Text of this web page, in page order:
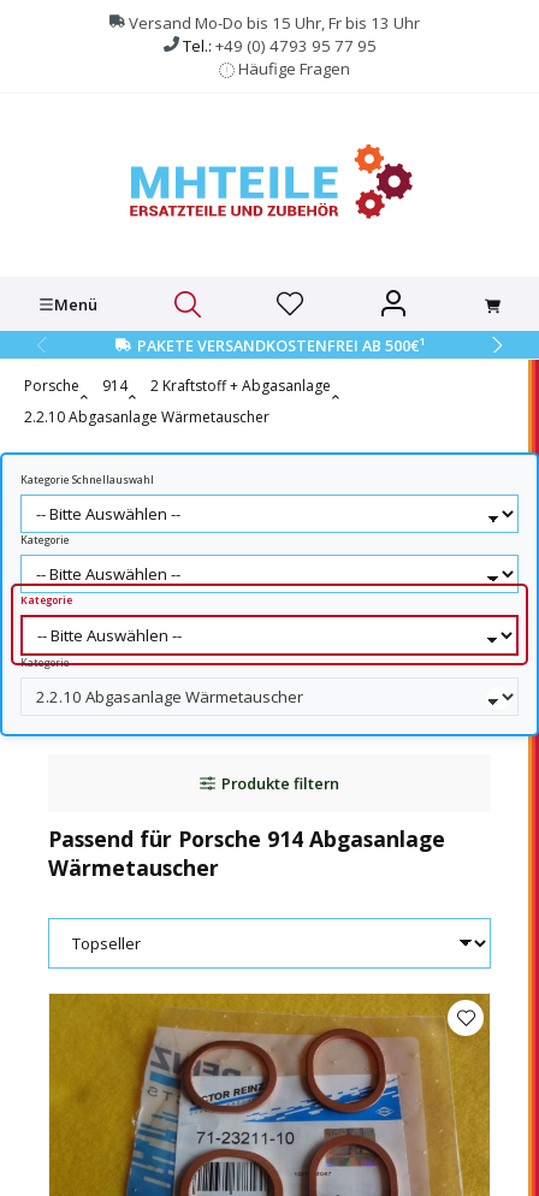
springen
Versand Mo-Do bis 15 Uhr, Fr bis 13 Uhr
Tel.: +49 (0) 4793 95 77 95
Häufige Fragen
Menü
PAKETE VERSANDKOSTENFREI AB 500€1
Porsche 914
2 Kraftstoff + Abgasanlage
2.2.10 Abgasanlage Wärmetauscher
Kategorie Schnellauswahl
Kategorie
Kategorie
Kategorie
Produkte filtern
Passend für Porsche 914 Abgasanlage
Wärmetauscher